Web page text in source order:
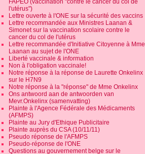
FAPEO (vaccination "contre le cancer du col de
l'utérus")
Lettre ouverte à l'ONE sur la sécurité des vaccins
Lettre recommandée aux Ministres Laanan &
Simonet sur la vaccination scolaire contre le
cancer du col de l'utérus
Lettre recommandée d'Initiative Citoyenne à Mme
Laanan au sujet de l'ONE
Liberté vaccinale & information
Non à l'obligation vaccinale!
Notre réponse à la réponse de Laurette Onkelinx
sur le H7N9
Notre réponse à la "réponse" de Mme Onkelinx
Ons antwoord aan de antwoorden van
Mevr.Onkelinx (samenvatting)
Plainte à l'Agence Fédérale des Médicaments
(AFMPS)
Plainte au Jury d'Ethique Publicitaire
Plainte auprès du CSA (10/11/11)
Pseudo réponse de l'AFMPS
Pseudo-réponse de l'ONE
Questions au gouvernement belge sur le